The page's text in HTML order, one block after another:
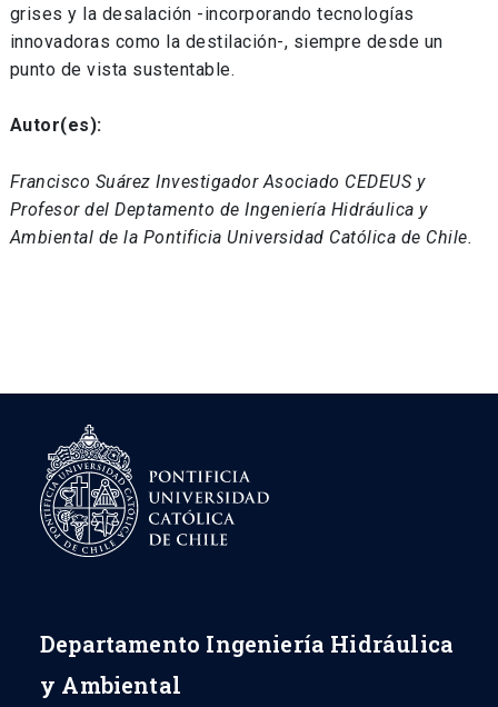
grises y la desalación -incorporando tecnologías
innovadoras como la destilación-, siempre desde un
punto de vista sustentable.
Autor(es):
Francisco Suárez Investigador Asociado CEDEUS y
Profesor del Deptamento de Ingeniería Hidráulica y
Ambiental de la Pontificia Universidad Católica de Chile.
Departamento Ingeniería Hidráulica
y Ambiental